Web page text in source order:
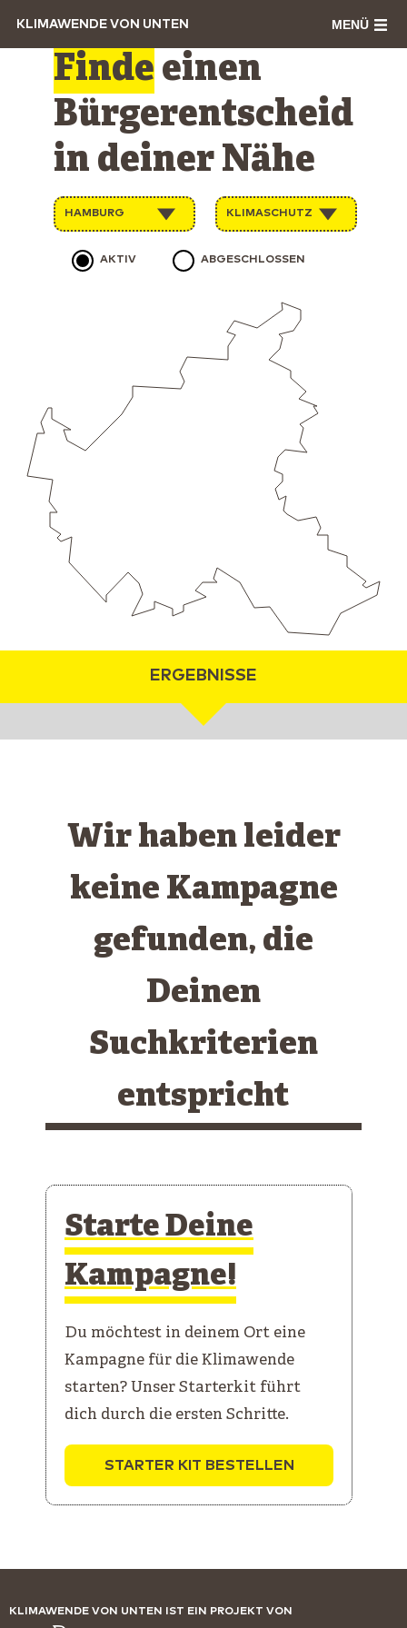
KLIMAWENDE VON UNTEN MENÜ
Finde einen
Bürgerentscheid
in deiner Nähe
HAMBURG KLIMASCHUTZ
AKTIV ABGESCHLOSSEN
ERGEBNISSE
Wir haben leider
keine Kampagne
gefunden, die
Deinen
Suchkriterien
entspricht
Starte Deine
Kampagne!
Du möchtest in deinem Ort eine
Kampagne für die Klimawende
starten? Unser Starterkit führt
dich durch die ersten Schritte.
STARTER KIT BESTELLEN
KLIMAWENDE VON UNTEN IST EIN PROJEKT VON